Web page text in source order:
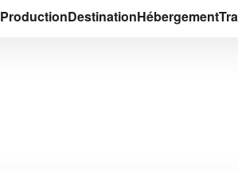
ProductionDestinationHébergement